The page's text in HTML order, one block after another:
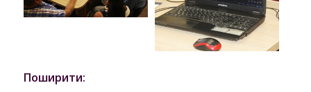
Поширити: